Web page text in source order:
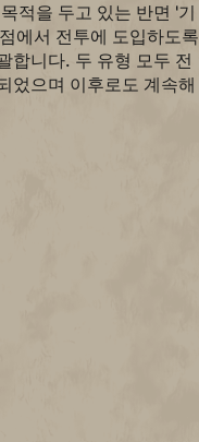
적을 두고 있는 반면 '기
에서 전투에 도입하도록
합니다. 두 유형 모두 전
었으며 이후로도 계속해